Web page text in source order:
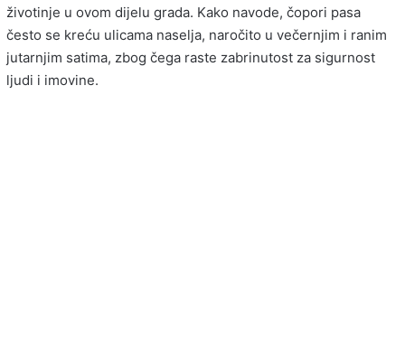
životinje u ovom dijelu grada. Kako navode, čopori pasa
često se kreću ulicama naselja, naročito u večernjim i ranim
jutarnjim satima, zbog čega raste zabrinutost za sigurnost
ljudi i imovine.